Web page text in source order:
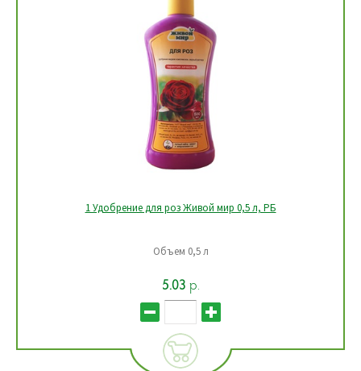
1 Удобрение универсальное для комнатных растений Живой
Объем 0,5 л
5.03